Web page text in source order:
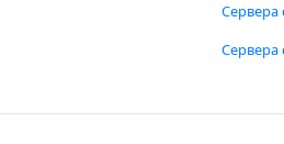
Сервера
Сервера